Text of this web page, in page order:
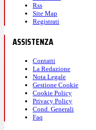
Rss
Site Map
Registrati
ASSISTENZA
Contatti
La Redazione
Nota Legale
Gestione Cookie
Cookie Policy
Privacy Policy
Cond. Generali
Faq